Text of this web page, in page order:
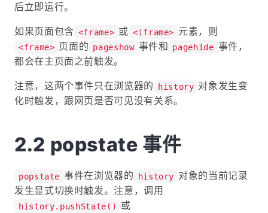
后立即运行。
如果页面包含 <frame> 或 <iframe> 元素，则
<frame> 页面的 pageshow 事件和 pagehide 事件，
都会在主页面之前触发。
注意，这两个事件只在浏览器的 history 对象发生变
化时触发，跟网页是否可见没有关系。
popstate 事件
popstate 事件在浏览器的 history 对象的当前记录
发生显式切换时触发。注意，调用
history.pushState() 或